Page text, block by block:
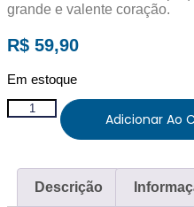
grande e valente coração.
R$ 59,90
Em estoque
Não
se
Preocupe,
Pequenino!
quantidade
Adicionar Ao
Descrição